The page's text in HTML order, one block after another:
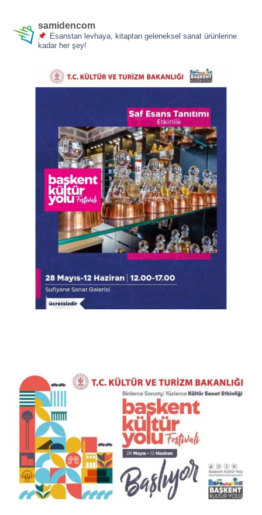
samidencom
Esanstan levhaya, kitaptan geleneksel sanat ürünlerine
kadar her şey!